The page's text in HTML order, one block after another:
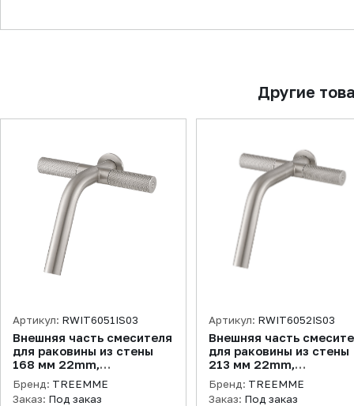
Другие
Артикул: RWIT6051IS03
Внешняя часть смесителя
для раковины из стены
168 мм 22mm,
нержавеющая сталь
брашированная
Бренд: TREEMME
Заказ: Под заказ
Артикул: RWIT6052IS03
Внешняя часть
для раковины из стены
213 мм 22mm,
нержавеющая сталь
брашированная
Бренд: TREEMME
Заказ: Под заказ